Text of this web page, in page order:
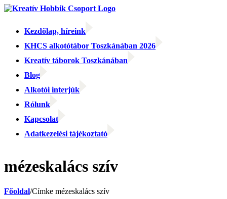
Kihagyás
Kezdőlap, híreink
KHCS alkotótábor Toszkánában 2026
Kreatív táborok Toszkánában
Blog
Alkotói interjúk
Rólunk
Kapcsolat
Adatkezelési tájékoztató
mézeskalács szív
Főoldal/Címke mézeskalács szív